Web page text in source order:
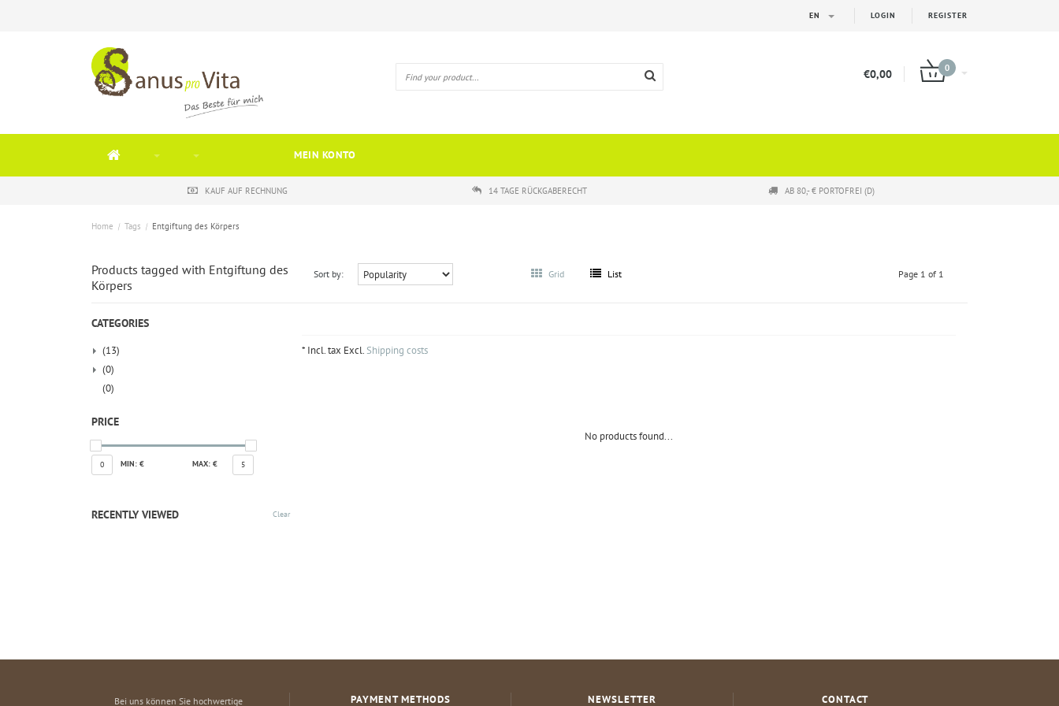
LOGIN REGISTER
EN
€0,00 0
MEIN KONTO
KAUF AUF RECHNUNG 14 TAGE RÜCKGABERECHT AB 80,- € PORTOFREI (D)
Home / Tags / Entgiftung des Körpers
Products tagged with Entgiftung des
Körpers
Sort by: Grid List Page 1 of 1
CATEGORIES
(13)
(0)
(0)
PRICE
0 MIN: € MAX: € 5
RECENTLY VIEWED Clear
* Incl. tax Excl.Shipping costs
No products found...
Bei uns können Sie hochwertige PAYMENT METHODS NEWSLETTER CONTACT